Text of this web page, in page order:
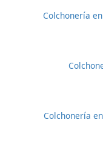
Colchonería
Colchonería